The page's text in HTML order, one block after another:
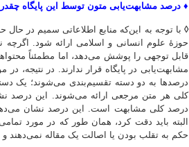
♦ درصد مشابهت‌یابی متون توسط این پایگاه
◊ با توجه به این‌که منابع اطلاعاتی سمیم در
حوزۀ علوم انسانی و اسلامی ارائه شود. اگرچه
قابل توجهی را پوشش می‌دهد، اما مطمئناً
مشابهت‌یابی در پایگاه قرار ندارند. در نتیجه،
درصدها به دو دسته تقسیم‌بندی می‌شوند؛ یک
کلی هر متن مرجعی ارائه می‌شوند. این درصد
درصد کلی مشابهت است. این درصد نشان می‌دهد
البته باید دقت کرد، همان طور که در مورد
حکم به تقلب بودن یا اصالت یک مقاله نمی‌دهند و